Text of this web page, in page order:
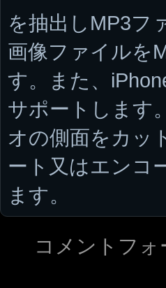
を抽出しMP3フ
画像ファイルを
す。また、
サポートします
オの側面をカッ
ート又はエンコ
ます。
コメントフ